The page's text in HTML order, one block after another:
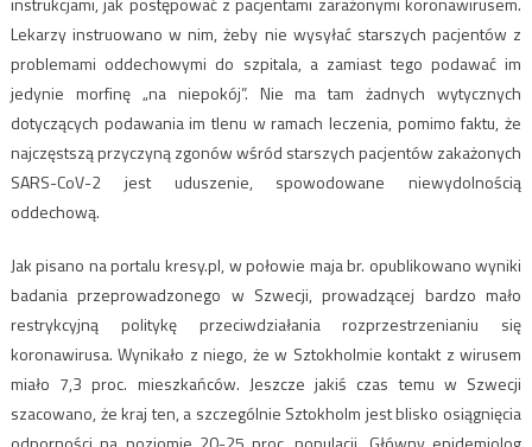
Lekarzy instruowano w nim, żeby nie wysyłać starszych pacjentów z
problemami oddechowymi do szpitala, a zamiast tego podawać im
jedynie morfinę „na niepokój”. Nie ma tam żadnych wytycznych
dotyczących podawania im tlenu w ramach leczenia, pomimo faktu, że
najczęstszą przyczyną zgonów wśród starszych pacjentów zakażonych
SARS-CoV-2 jest uduszenie, spowodowane niewydolnością
oddechową.
Jak pisano na portalu kresy.pl, w połowie maja br. opublikowano wyniki
badania przeprowadzonego w Szwecji, prowadzącej bardzo mało
restrykcyjną politykę przeciwdziałania rozprzestrzenianiu się
koronawirusa. Wynikało z niego, że w Sztokholmie kontakt z wirusem
miało 7,3 proc. mieszkańców. Jeszcze jakiś czas temu w Szwecji
szacowano, że kraj ten, a szczególnie Sztokholm jest blisko osiągnięcia